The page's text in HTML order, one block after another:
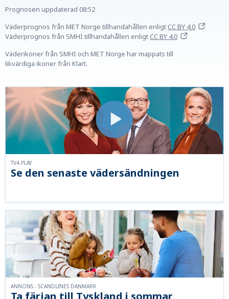
Prognosen uppdaterad 08:52
Väderprognos från MET Norge tillhandahållen enligtCC BY 4.0
Väderprognos från SMHI tillhandahållen enligtCC BY 4.0
Väderikoner från SMHI och MET Norge har mappats till
likvärdiga ikoner från Klart.
Se den senaste vädersändningen
TV4 PLAY
ANNONS - SCANDLINES DANMARK